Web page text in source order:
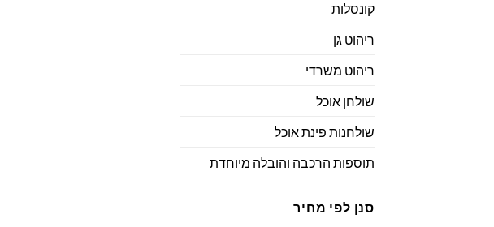
קונסלות
ריהוט גן
ריהוט משרדי
שולחן אוכל
שולחנות פינת אוכל
תוספות הרכבה והובלה מיוחדת
סנן לפי מחיר